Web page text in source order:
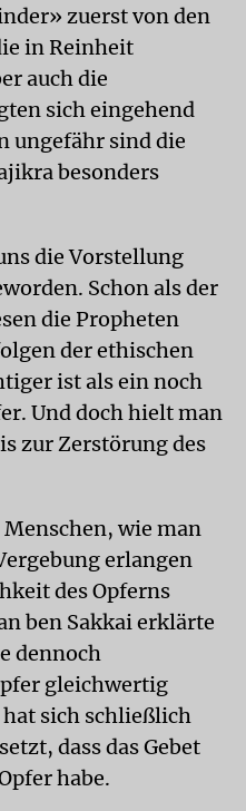
zuerst von den
in Reinheit
auch die
sich eingehend
ungefähr sind die
besonders
die Vorstellung
Schon als der
die Propheten
der ethischen
ist als ein noch
Und doch hielt man
zur Zerstörung des
wie man
erlangen
des Opferns
ben Sakkai erklärte
dennoch
gleichwertig
sich schließlich
dass das Gebet
habe.